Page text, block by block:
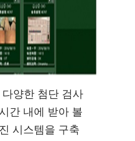
양한 첨단 검사
간 내에 받아 볼
시스템을 구축